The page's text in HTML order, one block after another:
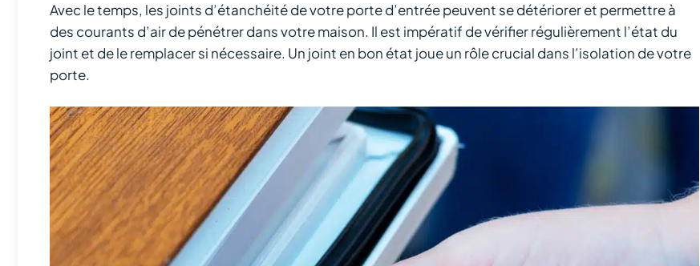
Avec le temps, les joints d’étanchéité de votre porte d’entrée peuvent se détériorer et permettre à
des courants d’air de pénétrer dans votre maison. Il est impératif de vérifier régulièrement l’état du
joint et de le remplacer si nécessaire. Un joint en bon état joue un rôle crucial dans l’isolation de votre
porte.